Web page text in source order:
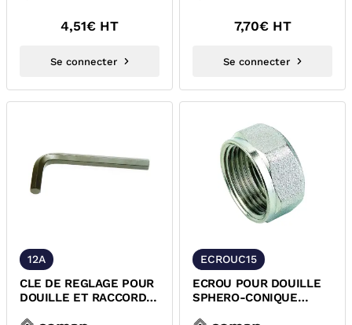
4,51€ HT
Se connecter
7,70€ HT
Se connecter
12A
CLE DE REGLAGE POUR
DOUILLE ET RACCORD
ECROUC15
ECROU POUR DOUILLE
SPHERO-CONIQUE